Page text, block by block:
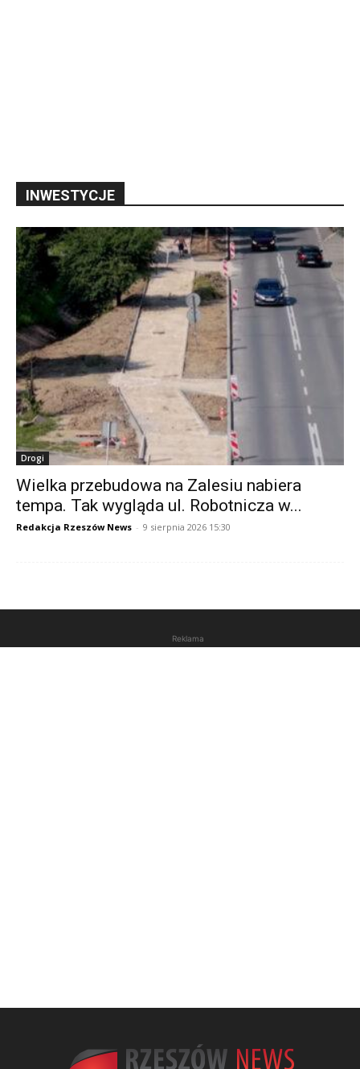
INWESTYCJE
Drogi
Wielka przebudowa na Zalesiu nabiera
tempa. Tak wygląda ul. Robotnicza w...
Redakcja Rzeszów News - 9 sierpnia 2026 15:30
Reklama